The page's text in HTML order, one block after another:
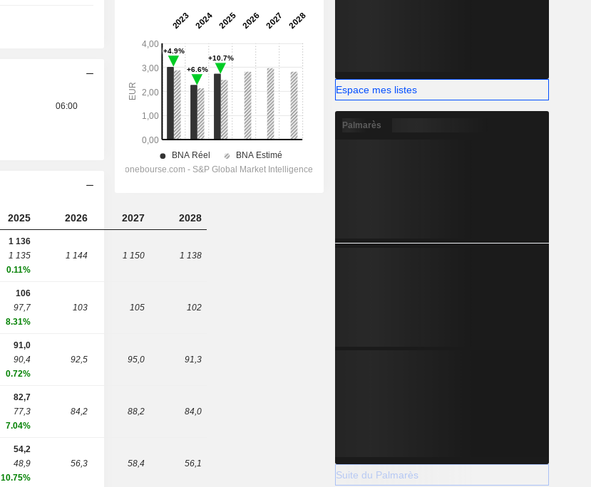
06:00
2025 2026 2027 2028
1 136
1 135
0.11%
1 144 1 150 1 138
106
97,7
8.31%
103 105 102
91,0
90,4
0.72%
92,5 95,0 91,3
82,7
77,3
7.04%
84,2 88,2 84,0
54,2
48,9
10.75%
56,3 58,4 56,1
Espace mes listes
Palmarès
Suite du Palmarès